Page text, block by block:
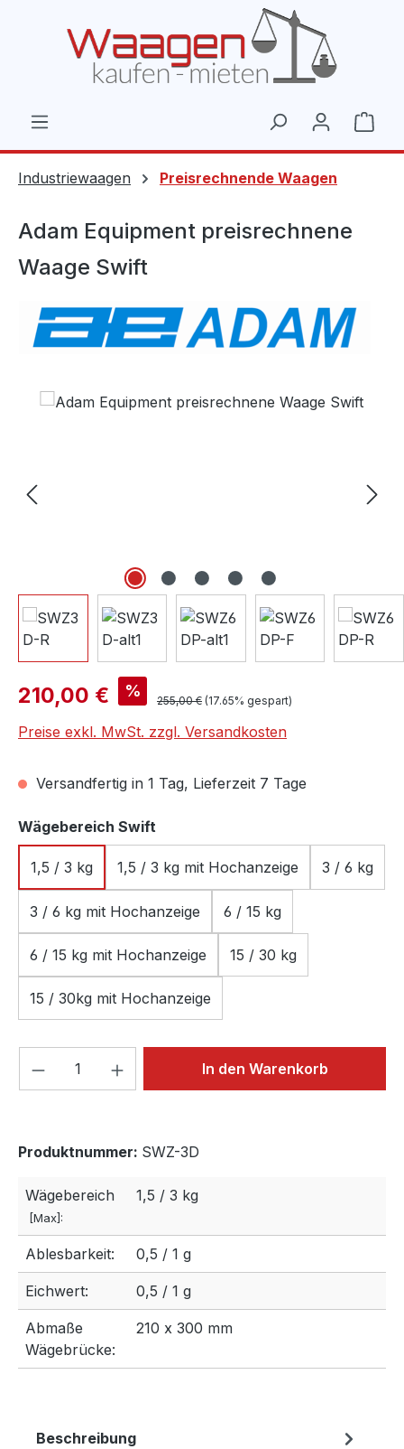
Industriewaagen Preisrechnende Waagen
Adam Equipment preisrechnene
Waage Swift
Bildergalerie überspringen
Verkaufspreis:
210,00 € % Regulärer Preis:
255,00 € (17.65% gespart)
Preise exkl. MwSt. zzgl. Versandkosten
Versandfertig in 1 Tag, Lieferzeit 7 Tage
Wägebereich Swift
1,5 / 3 kg 1,5 / 3 kg mit Hochanzeige 3 / 6 kg
3 / 6 kg mit Hochanzeige 6 / 15 kg
6 / 15 kg mit Hochanzeige 15 / 30 kg
15 / 30kg mit Hochanzeige
Produkt Anzahl: Gib denIn den Warenkorb
Produktnummer: SWZ-3D
Wägebereich
[Max]:
1,5 / 3 kg
Ablesbarkeit: 0,5 / 1 g
Eichwert: 0,5 / 1 g
Abmaße
Wägebrücke:
210 x 300 mm
Beschreibung